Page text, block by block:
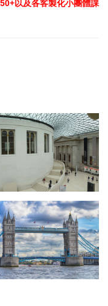
以及各客製化小團體課